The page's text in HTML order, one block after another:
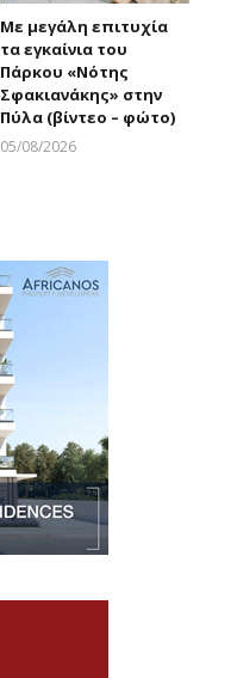
Με μεγάλη επιτυχία
τα εγκαίνια του
Πάρκου «Νότης
Σφακιανάκης» στην
Πύλα (βίντεο – φώτο)
05/08/2026